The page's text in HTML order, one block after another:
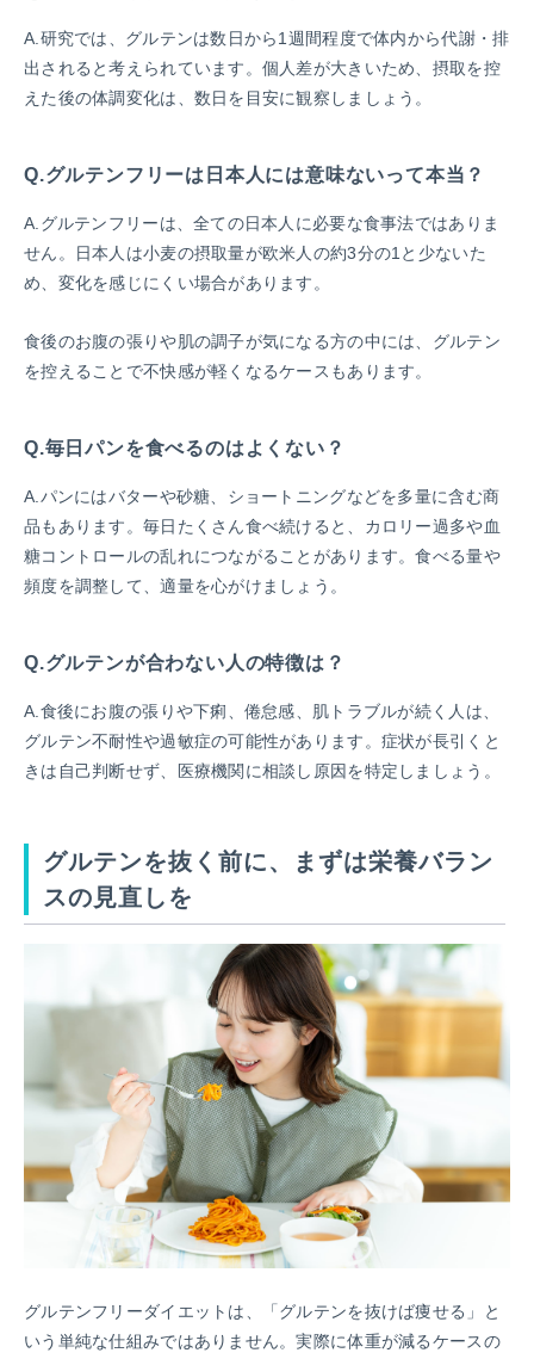
A.研究では、グルテンは数日から1週間程度で体内から代謝・排
出されると考えられています。個人差が大きいため、摂取を控
えた後の体調変化は、数日を目安に観察しましょう。
Q.グルテンフリーは日本人には意味ないって本当？
A.グルテンフリーは、全ての日本人に必要な食事法ではありま
せん。日本人は小麦の摂取量が欧米人の約3分の1と少ないた
め、変化を感じにくい場合があります。
食後のお腹の張りや肌の調子が気になる方の中には、グルテン
を控えることで不快感が軽くなるケースもあります。
Q.毎日パンを食べるのはよくない？
A.パンにはバターや砂糖、ショートニングなどを多量に含む商
品もあります。毎日たくさん食べ続けると、カロリー過多や血
糖コントロールの乱れにつながることがあります。食べる量や
頻度を調整して、適量を心がけましょう。
Q.グルテンが合わない人の特徴は？
A.食後にお腹の張りや下痢、倦怠感、肌トラブルが続く人は、
グルテン不耐性や過敏症の可能性があります。症状が長引くと
きは自己判断せず、医療機関に相談し原因を特定しましょう。
グルテンを抜く前に、まずは栄養バラン
スの見直しを
グルテンフリーダイエットは、「グルテンを抜けば痩せる」と
いう単純な仕組みではありません。実際に体重が減るケースの